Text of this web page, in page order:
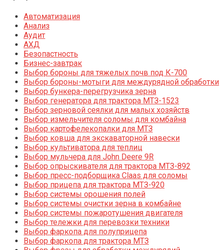
Автоматизация
Анализ
Аудит
АХД
Безопастность
Бизнес-завтрак
Выбор бороны для тяжелых почв под К-700
Выбор бороны-мотыги для междурядной обработки
Выбор бункера-перегрузчика зерна
Выбор генератора для трактора МТЗ-1523
Выбор зерновой сеялки для малых хозяйств
Выбор измельчителя соломы для комбайна
Выбор картофелекопалки для МТЗ
Выбор ковша для экскаваторной навески
Выбор культиватора для теплиц
Выбор мульчера для John Deere 9R
Выбор опрыскивателя для трактора МТЗ-892
Выбор пресс-подборщика Claas для соломы
Выбор прицепа для трактора МТЗ-920
Выбор системы орошения полей
Выбор системы очистки зерна в комбайне
Выбор системы пожаротушения двигателя
Выбор тележки для перевозки техники
Выбор фаркопа для полуприцепа
Выбор фаркопа для трактора МТЗ